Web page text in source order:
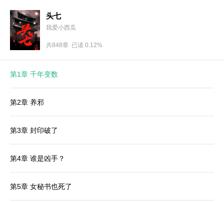
头七
我爱小西瓜
共848章 已读 0.12%
第1章 千年变数
第2章 养邪
第3章 封印破了
第4章 谁是凶手？
第5章 女秘书也死了